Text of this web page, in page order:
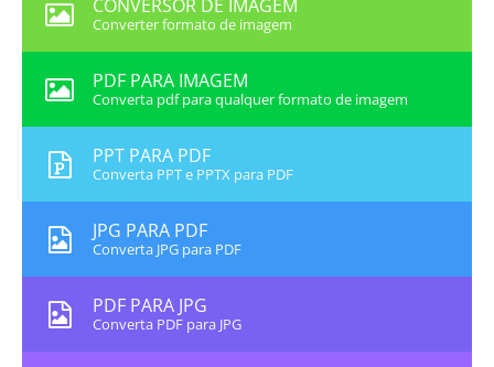
CONVERSOR DE IMAGEM
Converter formato de imagem
PDF PARA IMAGEM
Converta pdf para qualquer formato de imagem
PPT PARA PDF
Converta PPT e PPTX para PDF
JPG PARA PDF
Converta JPG para PDF
PDF PARA JPG
Converta PDF para JPG